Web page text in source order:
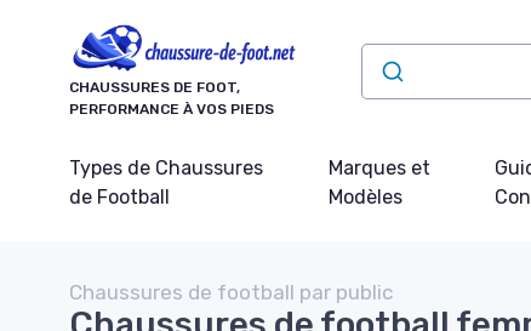
CHAUSSURES DE FOOT,
PERFORMANCE À VOS PIEDS
Types de Chaussures
de Football
Marques et
Modèles
Chaussures de football par public